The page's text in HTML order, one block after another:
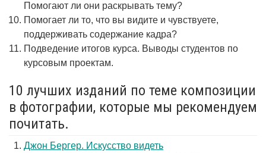
Помогают ли они раскрывать тему?
Помогает ли то, что вы видите и чувствуете,
поддерживать содержание кадра?
Подведение итогов курса. Выводы студентов по
курсовым проектам.
10 лучших изданий по теме композиции
в фотографии, которые мы рекомендуем
почитать.
Джон Бергер. Искусство видеть